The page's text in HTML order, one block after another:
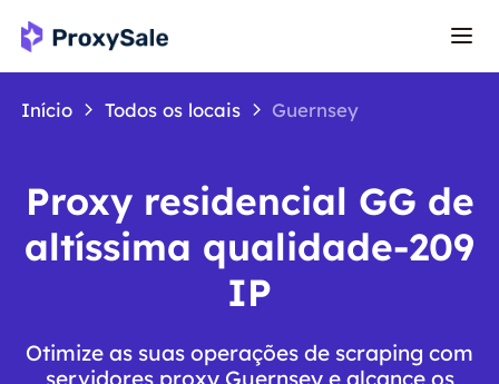
Início Todos os locais Guernsey
Proxy residencial GG de
altíssima qualidade-209
IP
Otimize as suas operações de scraping com